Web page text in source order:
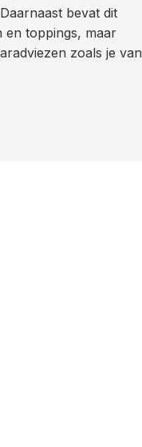
bevat dit
en toppings, maar
zoals je van